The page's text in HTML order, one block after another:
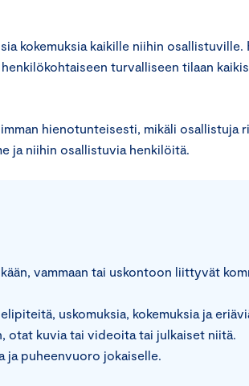
kokemuksia kaikille niihin osallistuville.
turvalliseen tilaan
hienotunteisesti, mikäli
ja niihin osallistuvia henkilöitä.
vammaan tai uskontoon liittyvät
uskomuksia, kokemuksia ja
otat kuvia tai videoita tai julkaiset niitä.
ja puheenvuoro jokaiselle.